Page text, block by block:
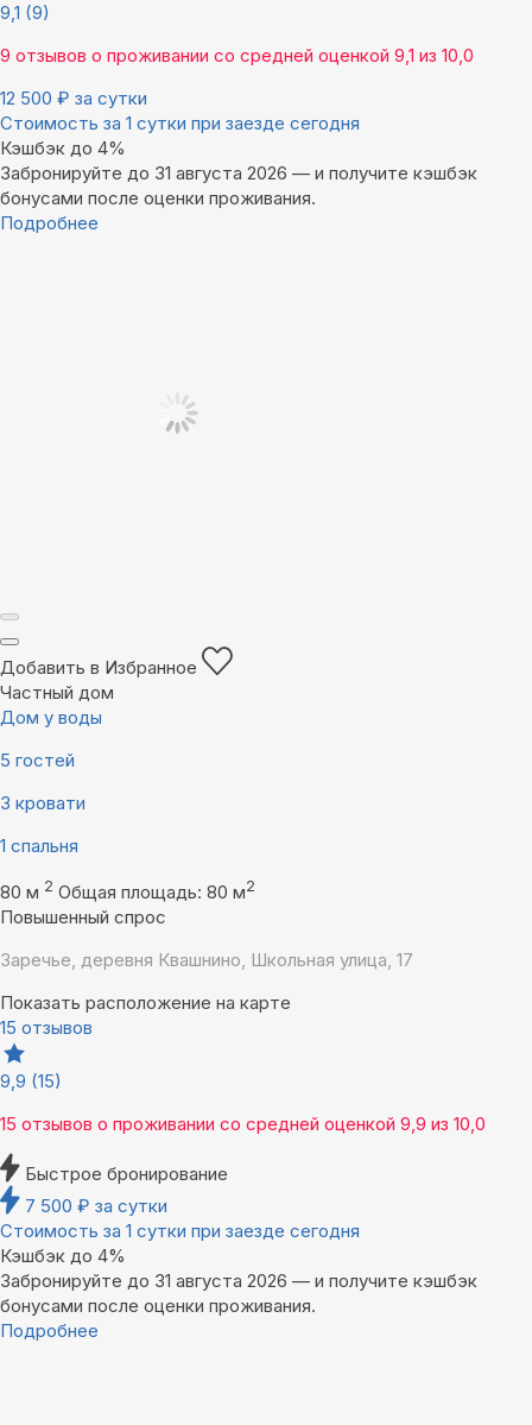
9,1 (9)
9 отзывов о проживании со средней оценкой 9,1 из 10,0
12 500 ₽ за сутки
Стоимость за 1 сутки при заезде сегодня
Кэшбэк до 4%
Забронируйте до 31 августа 2026 — и получите кэшбэк
бонусами после оценки проживания.
Подробнее
Добавить в Избранное
Частный дом
Дом у воды
5 гостей
3 кровати
1 спальня
80 м 2 Общая площадь: 80 м2
Повышенный спрос
Заречье, деревня Квашнино, Школьная улица, 17
Показать расположение на карте
15 отзывов
9,9 (15)
15 отзывов о проживании со средней оценкой 9,9 из 10,0
Быстрое бронирование
7 500 ₽ за сутки
Стоимость за 1 сутки при заезде сегодня
Кэшбэк до 4%
Забронируйте до 31 августа 2026 — и получите кэшбэк
бонусами после оценки проживания.
Подробнее